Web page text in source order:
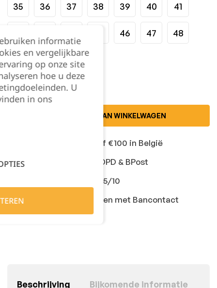
35 36 37 38 39 40 41
46 47 48
Kies je aantal:
TOEVOEGEN AAN WINKELWAGEN
Gratis levering vanaf €100 in België
Snelle levering met DPD & BPost
Klanten geven ons 9,5/10
Veilig online afrekenen met Bancontact
Beschrijving Bijkomende informatie
informatie
en vergelijkbare
op onze site
hoe u deze
U
in ons